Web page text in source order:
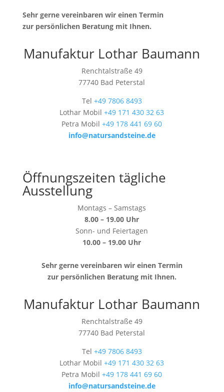
Sehr gerne vereinbaren wir einen Termin
zur persönlichen Beratung mit Ihnen.
Manufaktur Lothar Baumann
Renchtalstraße 49
77740 Bad Peterstal
Tel +49 7806 8493
Lothar Mobil+49 171 430 32 63
Petra Mobil+49 178 441 69 60
info@natursandsteine.de
Öffnungszeiten tägliche
Ausstellung
Montags – Samstags
8.00 – 19.00 Uhr
Sonn- und Feiertagen
10.00 – 19.00 Uhr
Sehr gerne vereinbaren wir einen Termin
zur persönlichen Beratung mit Ihnen.
Manufaktur Lothar Baumann
Renchtalstraße 49
77740 Bad Peterstal
Tel +49 7806 8493
Lothar Mobil+49 171 430 32 63
Petra Mobil+49 178 441 69 60
info@natursandsteine.de